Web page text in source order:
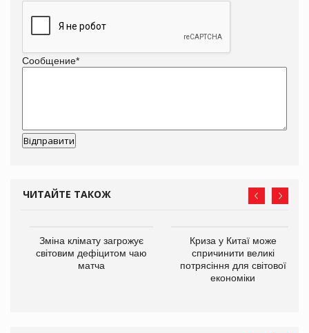
Сообщение*
ЧИТАЙТЕ ТАКОЖ
Зміна клімату загрожує
світовим дефіцитом чаю
матча
Криза у Китаї може
спричинити великі
потрясіння для світової
економіки